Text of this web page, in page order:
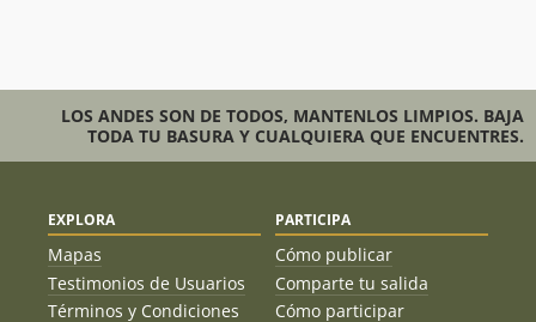
LOS ANDES SON DE TODOS, MANTENLOS LIMPIOS. BAJA
TODA TU BASURA Y CUALQUIERA QUE ENCUENTRES.
EXPLORA
Mapas
Testimonios de Usuarios
Términos y Condiciones
PARTICIPA
Cómo publicar
Comparte tu salida
Cómo participar